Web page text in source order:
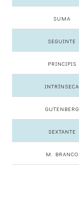
SUMA
SEGUINTE
PRINCIPIS
INTRÍNSECA
GUTENBERG
SEXTANTE
M. BRANCO